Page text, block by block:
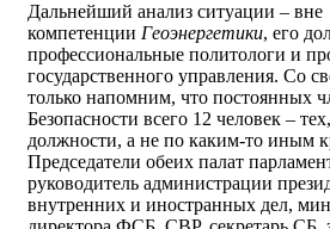
Дальнейший анализ ситуации – вне
компетенции Геоэнергетики, его
профессиональные политологи и
государственного управления. Со
только напомним, что постоянных
Безопасности всего 12 человек –
должности, а не по каким-то иным
Председатели обеих палат
руководитель администрации
внутренних и иностранных дел,